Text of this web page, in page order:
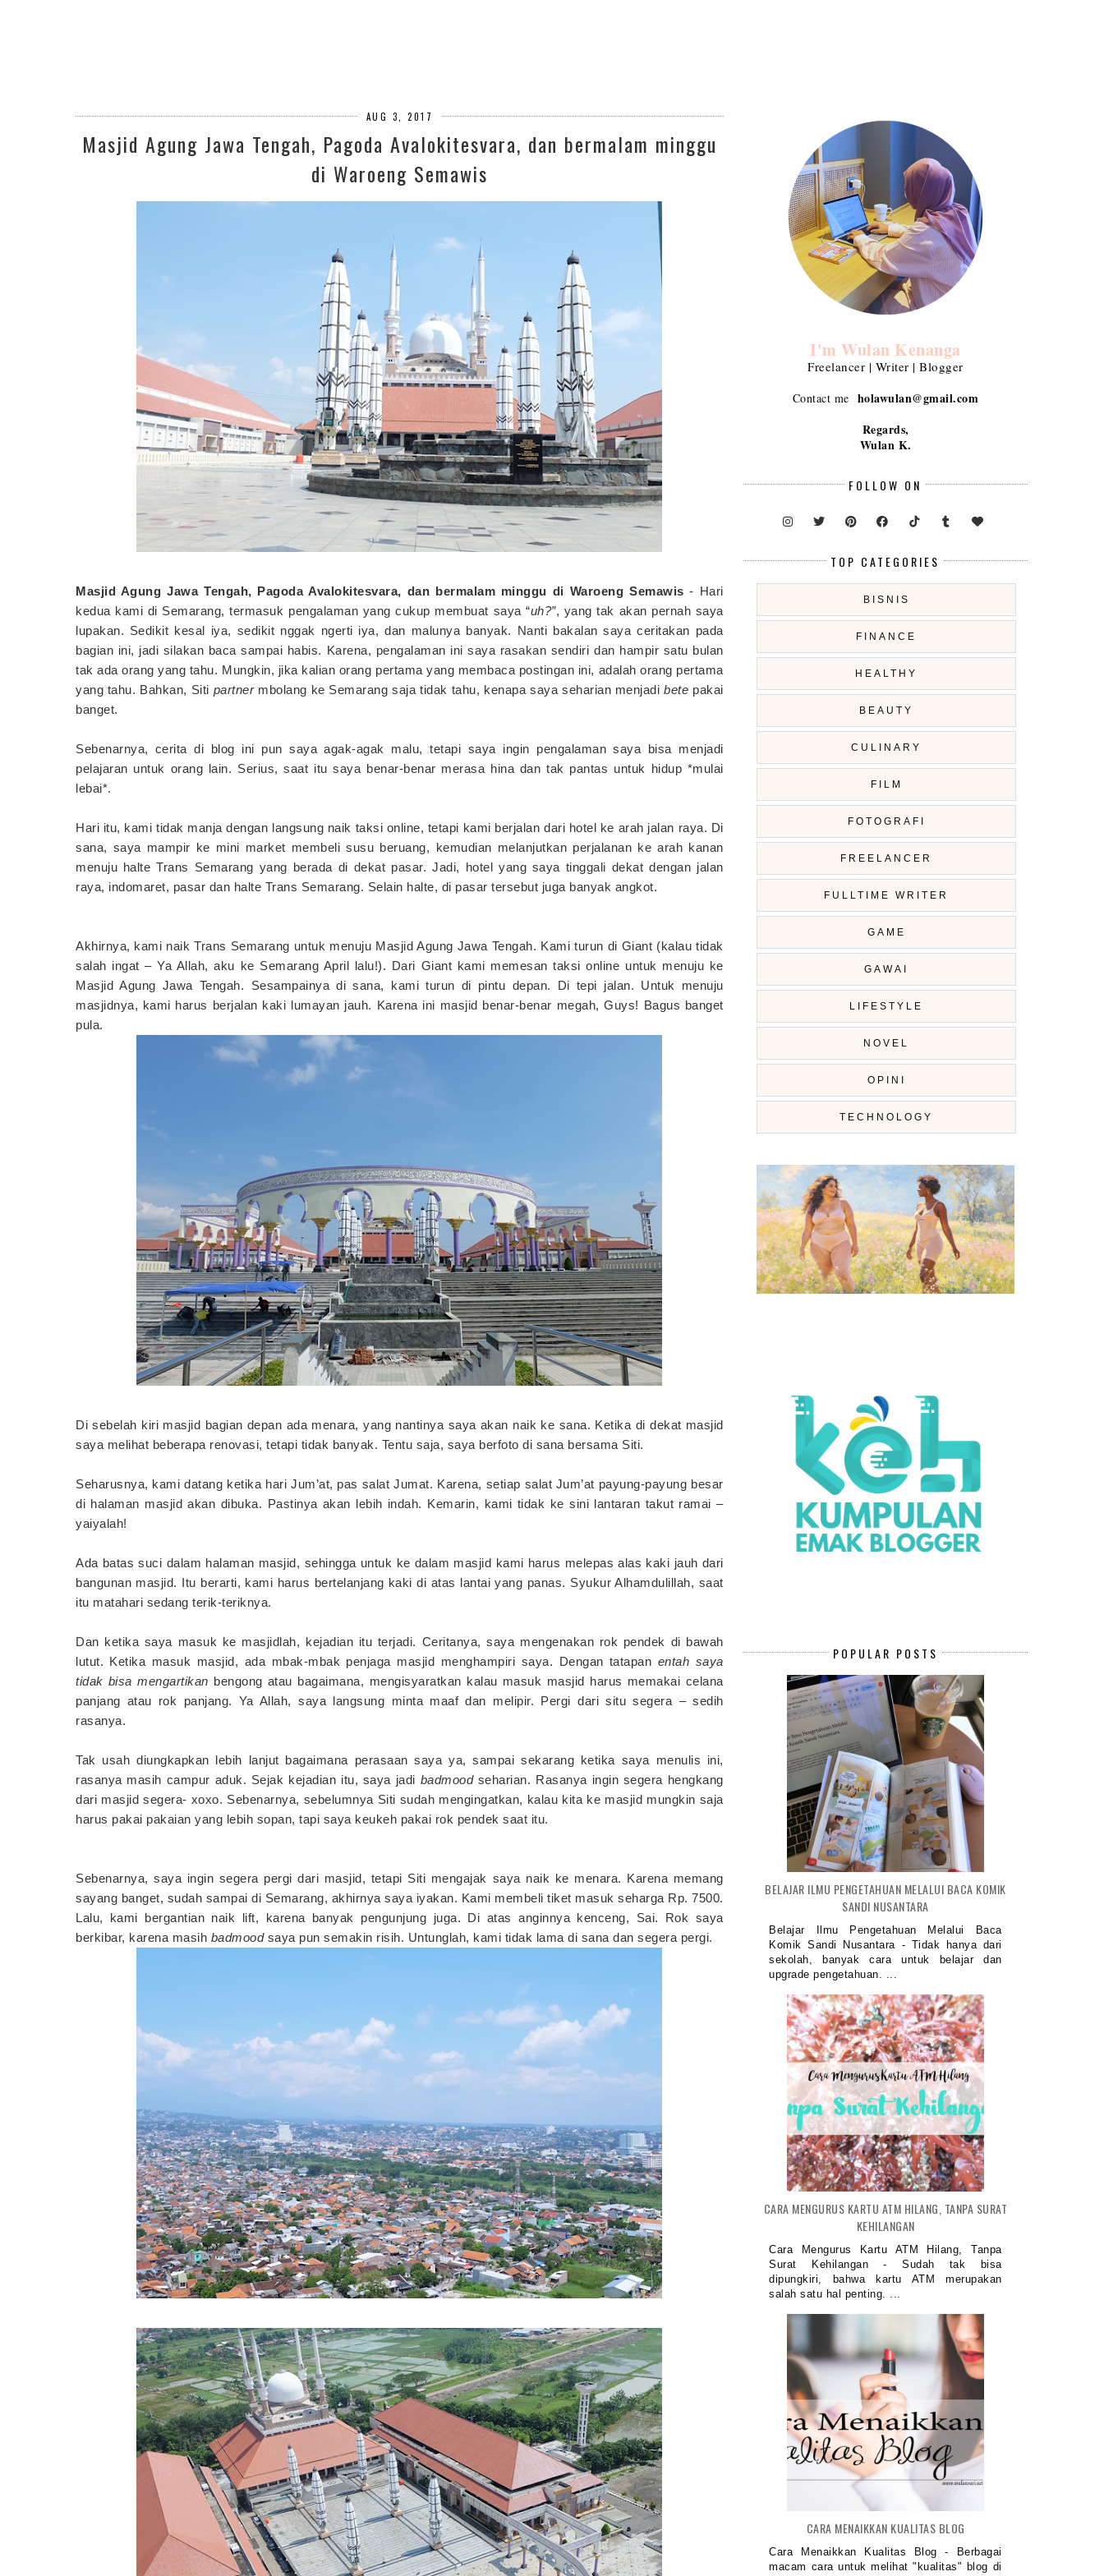
AUG 3, 2017
Masjid Agung Jawa Tengah, Pagoda Avalokitesvara, dan bermalam minggu
di Waroeng Semawis
Masjid Agung Jawa Tengah, Pagoda Avalokitesvara, dan bermalam minggu di Waroeng Semawis- Hari
kedua kami di Semarang, termasuk pengalaman yang cukup membuat saya “uh?”, yang tak akan pernah saya
lupakan. Sedikit kesal iya, sedikit nggak ngerti iya, dan malunya banyak. Nanti bakalan saya ceritakan pada
bagian ini, jadi silakan baca sampai habis. Karena, pengalaman ini saya rasakan sendiri dan hampir satu bulan
tak ada orang yang tahu. Mungkin, jika kalian orang pertama yang membaca postingan ini, adalah orang pertama
yang tahu. Bahkan, Siti partnermbolang ke Semarang saja tidak tahu, kenapa saya seharian menjadibete pakai
banget.
Sebenarnya, cerita di blog ini pun saya agak-agak malu, tetapi saya ingin pengalaman saya bisa menjadi
pelajaran untuk orang lain. Serius, saat itu saya benar-benar merasa hina dan tak pantas untuk hidup *mulai
lebai*.
Hari itu, kami tidak manja dengan langsung naik taksi online, tetapi kami berjalan dari hotel ke arah jalan raya. Di
sana, saya mampir ke mini market membeli susu beruang, kemudian melanjutkan perjalanan ke arah kanan
menuju halte Trans Semarang yang berada di dekat pasar. Jadi, hotel yang saya tinggali dekat dengan jalan
raya, indomaret, pasar dan halte Trans Semarang. Selain halte, di pasar tersebut juga banyak angkot.
Akhirnya, kami naik Trans Semarang untuk menuju Masjid Agung Jawa Tengah. Kami turun di Giant (kalau tidak
salah ingat – Ya Allah, aku ke Semarang April lalu!). Dari Giant kami memesan taksi online untuk menuju ke
Masjid Agung Jawa Tengah. Sesampainya di sana, kami turun di pintu depan. Di tepi jalan. Untuk menuju
masjidnya, kami harus berjalan kaki lumayan jauh. Karena ini masjid benar-benar megah, Guys! Bagus banget
pula.
Di sebelah kiri masjid bagian depan ada menara, yang nantinya saya akan naik ke sana. Ketika di dekat masjid
saya melihat beberapa renovasi, tetapi tidak banyak. Tentu saja, saya berfoto di sana bersama Siti.
Seharusnya, kami datang ketika hari Jum’at, pas salat Jumat. Karena, setiap salat Jum’at payung-payung besar
di halaman masjid akan dibuka. Pastinya akan lebih indah. Kemarin, kami tidak ke sini lantaran takut ramai –
yaiyalah!
Ada batas suci dalam halaman masjid, sehingga untuk ke dalam masjid kami harus melepas alas kaki jauh dari
bangunan masjid. Itu berarti, kami harus bertelanjang kaki di atas lantai yang panas. Syukur Alhamdulillah, saat
itu matahari sedang terik-teriknya.
Dan ketika saya masuk ke masjidlah, kejadian itu terjadi. Ceritanya, saya mengenakan rok pendek di bawah
lutut. Ketika masuk masjid, ada mbak-mbak penjaga masjid menghampiri saya. Dengan tatapan entah saya
tidak bisa mengartikan bengong atau bagaimana, mengisyaratkan kalau masuk masjid harus memakai celana
panjang atau rok panjang. Ya Allah, saya langsung minta maaf dan melipir. Pergi dari situ segera – sedih
rasanya.
Tak usah diungkapkan lebih lanjut bagaimana perasaan saya ya, sampai sekarang ketika saya menulis ini,
rasanya masih campur aduk. Sejak kejadian itu, saya jadi badmoodseharian. Rasanya ingin segera hengkang
dari masjid segera- xoxo. Sebenarnya, sebelumnya Siti sudah mengingatkan, kalau kita ke masjid mungkin saja
harus pakai pakaian yang lebih sopan, tapi saya keukeh pakai rok pendek saat itu.
Sebenarnya, saya ingin segera pergi dari masjid, tetapi Siti mengajak saya naik ke menara. Karena memang
sayang banget, sudah sampai di Semarang, akhirnya saya iyakan. Kami membeli tiket masuk seharga Rp. 7500.
Lalu, kami bergantian naik lift, karena banyak pengunjung juga. Di atas anginnya kenceng, Sai. Rok saya
berkibar, karena masih badmoodsaya pun semakin risih. Untunglah, kami tidak lama di sana dan segera pergi.
I'm Wulan Kenanga
Freelancer | Writer | Blogger
Contact me holawulan@gmail.com
Regards,
Wulan K.
FOLLOW ON
TOP CATEGORIES
BISNIS
FINANCE
HEALTHY
BEAUTY
CULINARY
FILM
FOTOGRAFI
FREELANCER
FULLTIME WRITER
GAME
GAWAI
LIFESTYLE
NOVEL
OPINI
TECHNOLOGY
POPULAR POSTS
BELAJAR ILMU PENGETAHUAN MELALUI BACA KOMIK
SANDI NUSANTARA
Belajar Ilmu Pengetahuan Melalui Baca
Komik Sandi Nusantara - Tidak hanya dari
sekolah, banyak cara untuk belajar dan
upgrade pengetahuan. ...
CARA MENGURUS KARTU ATM HILANG, TANPA SURAT
KEHILANGAN
Cara Mengurus Kartu ATM Hilang, Tanpa
Surat Kehilangan - Sudah tak bisa
dipungkiri, bahwa kartu ATM merupakan
salah satu hal penting. ...
CARA MENAIKKAN KUALITAS BLOG
Cara Menaikkan Kualitas Blog - Berbagai
macam cara untuk melihat "kualitas" blog di